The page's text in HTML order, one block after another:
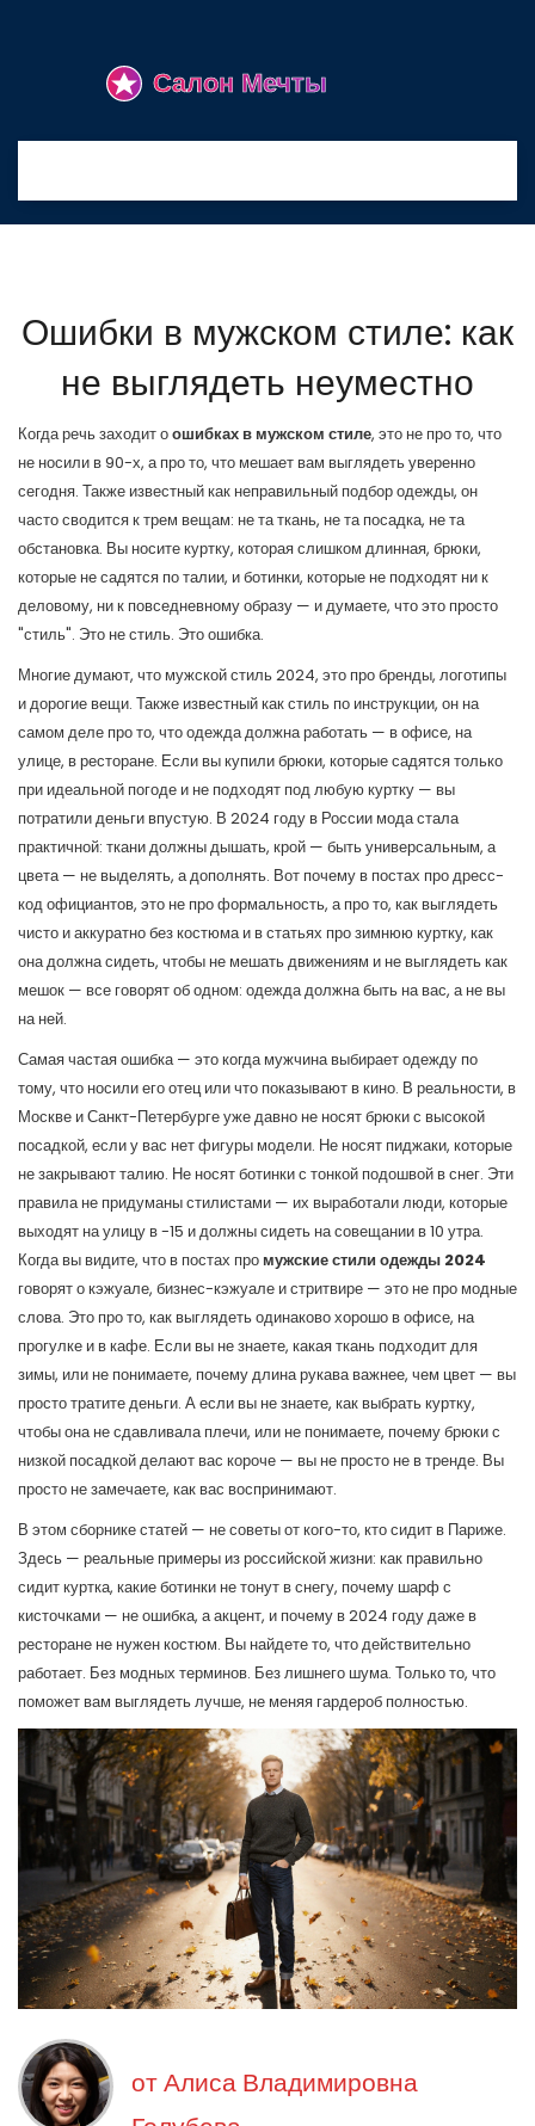
Ошибки в мужском стиле: как
не выглядеть неуместно
Когда речь заходит оошибках в мужском стиле, это не про то, что
не носили в 90-х, а про то, что мешает вам выглядеть уверенно
сегодня. Также известный как неправильный подбор одежды, он
часто сводится к трем вещам: не та ткань, не та посадка, не та
обстановка. Вы носите куртку, которая слишком длинная, брюки,
которые не садятся по талии, и ботинки, которые не подходят ни к
деловому, ни к повседневному образу — и думаете, что это просто
"стиль". Это не стиль. Это ошибка.
Многие думают, что мужской стиль 2024, это про бренды, логотипы
и дорогие вещи. Также известный какстиль по инструкции, он на
самом деле про то, что одежда должна работать — в офисе, на
улице, в ресторане. Если вы купили брюки, которые садятся только
при идеальной погоде и не подходят под любую куртку — вы
потратили деньги впустую. В 2024 году в России мода стала
практичной: ткани должны дышать, крой — быть универсальным, а
цвета — не выделять, а дополнять. Вот почему в постах продресс-
код официантов, это не про формальность, а про то, как выглядеть
чисто и аккуратно без костюмаи в статьях прозимнюю куртку, как
она должна сидеть, чтобы не мешать движениям и не выглядеть как
мешок — все говорят об одном: одежда должна быть на вас, а не вы
на ней.
Самая частая ошибка — это когда мужчина выбирает одежду по
тому, что носили его отец или что показывают в кино. В реальности, в
Москве и Санкт-Петербурге уже давно не носят брюки с высокой
посадкой, если у вас нет фигуры модели. Не носят пиджаки, которые
не закрывают талию. Не носят ботинки с тонкой подошвой в снег. Эти
правила не придуманы стилистами — их выработали люди, которые
выходят на улицу в -15 и должны сидеть на совещании в 10 утра.
Когда вы видите, что в постах про мужские стили одежды 2024
говорят о кэжуале, бизнес-кэжуале и стритвире — это не про модные
слова. Это про то, как выглядеть одинаково хорошо в офисе, на
прогулке и в кафе. Если вы не знаете, какая ткань подходит для
зимы, или не понимаете, почему длина рукава важнее, чем цвет — вы
просто тратите деньги. А если вы не знаете, как выбрать куртку,
чтобы она не сдавливала плечи, или не понимаете, почему брюки с
низкой посадкой делают вас короче — вы не просто не в тренде. Вы
просто не замечаете, как вас воспринимают.
В этом сборнике статей — не советы от кого-то, кто сидит в Париже.
Здесь — реальные примеры из российской жизни: как правильно
сидит куртка, какие ботинки не тонут в снегу, почему шарф с
кисточками — не ошибка, а акцент, и почему в 2024 году даже в
ресторане не нужен костюм. Вы найдете то, что действительно
работает. Без модных терминов. Без лишнего шума. Только то, что
поможет вам выглядеть лучше, не меняя гардероб полностью.
отАлиса Владимировна